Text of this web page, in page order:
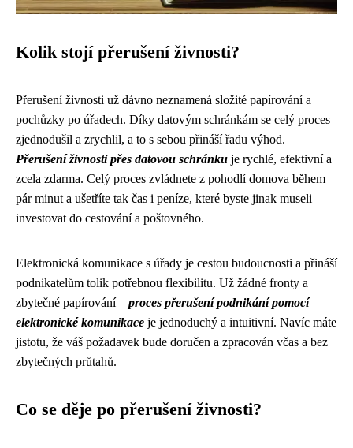
Kolik stojí přerušení živnosti?
Přerušení živnosti už dávno neznamená složité papírování a
pochůzky po úřadech. Díky datovým schránkám se celý proces
zjednodušil a zrychlil, a to s sebou přináší řadu výhod.
Přerušení živnosti přes datovou schránku je rychlé, efektivní a
zcela zdarma. Celý proces zvládnete z pohodlí domova během
pár minut a ušetříte tak čas i peníze, které byste jinak museli
investovat do cestování a poštovného.
Elektronická komunikace s úřady je cestou budoucnosti a přináší
podnikatelům tolik potřebnou flexibilitu. Už žádné fronty a
zbytečné papírování – proces přerušení podnikání pomocí
elektronické komunikace je jednoduchý a intuitivní. Navíc máte
jistotu, že váš požadavek bude doručen a zpracován včas a bez
zbytečných průtahů.
Co se děje po přerušení živnosti?